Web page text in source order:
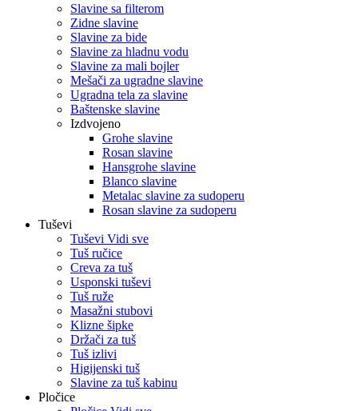
Slavine sa filterom
Zidne slavine
Slavine za bide
Slavine za hladnu vodu
Slavine za mali bojler
Mešači za ugradne slavine
Ugradna tela za slavine
Baštenske slavine
Izdvojeno
Grohe slavine
Rosan slavine
Hansgrohe slavine
Blanco slavine
Metalac slavine za sudoperu
Rosan slavine za sudoperu
Tuševi
Tuševi Vidi sve
Tuš ručice
Creva za tuš
Usponski tuševi
Tuš ruže
Masažni stubovi
Klizne šipke
Držači za tuš
Tuš izlivi
Higijenski tuš
Slavine za tuš kabinu
Pločice